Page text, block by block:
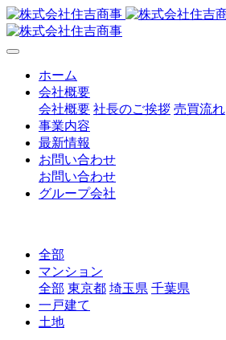
ホーム
会社概要
会社概要 社長のご挨拶 売買流れ
事業内容
最新情報
お問い合わせ
お問い合わせ
グループ会社
全部
マンション
全部 東京都 埼玉県 千葉県
一戸建て
土地